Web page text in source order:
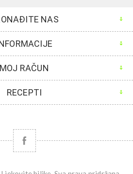
NAS
MOJ RAČUN
RECEPTI